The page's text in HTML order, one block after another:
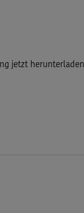
jetzt